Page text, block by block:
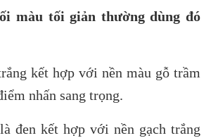
màu tối giản thường dùng đó
kết hợp với nền màu gỗ trầm
nhấn sang trọng.
đen kết hợp với nền gạch trắng